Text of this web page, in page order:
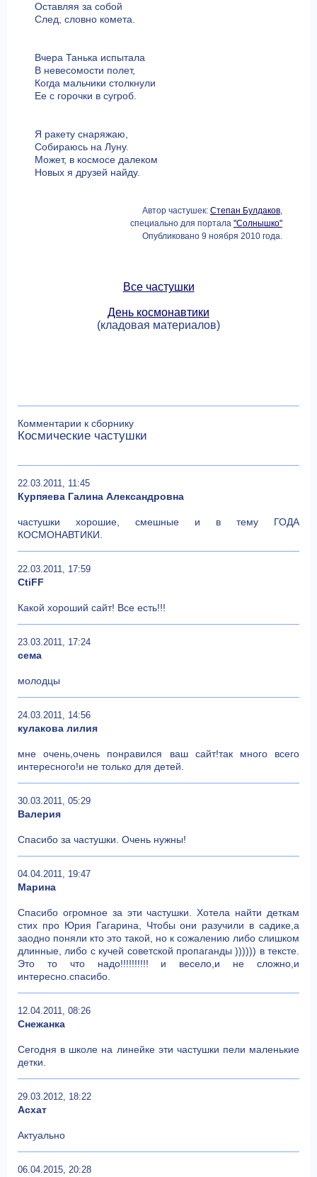
Оставляя за собой
След, словно комета.
Вчера Танька испытала
В невесомости полет,
Когда мальчики столкнули
Ее с горочки в сугроб.
Я ракету снаряжаю,
Собираюсь на Луну.
Может, в космосе далеком
Новых я друзей найду.
Автор частушек: Степан Булдаков,
специально для портала "Солнышко"
Опубликовано 9 ноября 2010 года.
Все частушки
День космонавтики
(кладовая материалов)
Комментарии к сборнику
Космические частушки
22.03.2011, 11:45
Курпяева Галина Александровна
частушки хорошие, смешные и в тему ГОДА
КОСМОНАВТИКИ.
22.03.2011, 17:59
CtiFF
Какой хороший сайт! Все есть!!!
23.03.2011, 17:24
сема
молодцы
24.03.2011, 14:56
кулакова лилия
мне очень,очень понравился ваш сайт!так много всего
интересного!и не только для детей.
30.03.2011, 05:29
Валерия
Спасибо за частушки. Очень нужны!
04.04.2011, 19:47
Марина
Спасибо огромное за эти частушки. Хотела найти деткам
стих про Юрия Гагарина, Чтобы они разучили в садике,а
заодно поняли кто это такой, но к сожалению либо слишком
длинные, либо с кучей советской пропаганды )))))) в тексте.
Это то что надо!!!!!!!!!! и весело,и не сложно,и
интересно.спасибо.
12.04.2011, 08:26
Снежанка
Сегодня в школе на линейке эти частушки пели маленькие
детки.
29.03.2012, 18:22
Асхат
Актуально
06.04.2015, 20:28